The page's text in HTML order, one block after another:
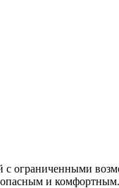
с ограниченными
и комфортным.